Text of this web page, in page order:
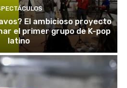
El ambicioso proyecto
el primer grupo de K-pop
latino